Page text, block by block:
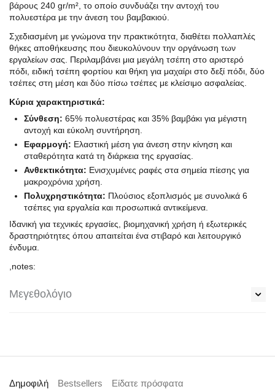
βάρους 240 gr/m², το οποίο συνδυάζει την αντοχή του
πολυεστέρα με την άνεση του βαμβακιού.
Σχεδιασμένη με γνώμονα την πρακτικότητα, διαθέτει πολλαπλές
θήκες αποθήκευσης που διευκολύνουν την οργάνωση των
εργαλείων σας. Περιλαμβάνει μια μεγάλη τσέπη στο αριστερό
πόδι, ειδική τσέπη φορτίου και θήκη για μαχαίρι στο δεξί πόδι, δύο
τσέπες στη μέση και δύο πίσω τσέπες με κλείσιμο ασφαλείας.
Κύρια χαρακτηριστικά:
Σύνθεση: 65% πολυεστέρας και 35% βαμβάκι για μέγιστη
αντοχή και εύκολη συντήρηση.
Εφαρμογή: Ελαστική μέση για άνεση στην κίνηση και
σταθερότητα κατά τη διάρκεια της εργασίας.
Ανθεκτικότητα: Ενισχυμένες ραφές στα σημεία πίεσης για
μακροχρόνια χρήση.
Πολυχρηστικότητα: Πλούσιος εξοπλισμός με συνολικά 6
τσέπες για εργαλεία και προσωπικά αντικείμενα.
Ιδανική για τεχνικές εργασίες, βιομηχανική χρήση ή εξωτερικές
δραστηριότητες όπου απαιτείται ένα στιβαρό και λειτουργικό
ένδυμα.
,notes:
Μεγεθολόγιο
Δημοφιλή Bestsellers Είδατε πρόσφατα